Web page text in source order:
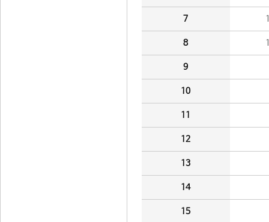
7
8
9
10
11
12
13
14
15